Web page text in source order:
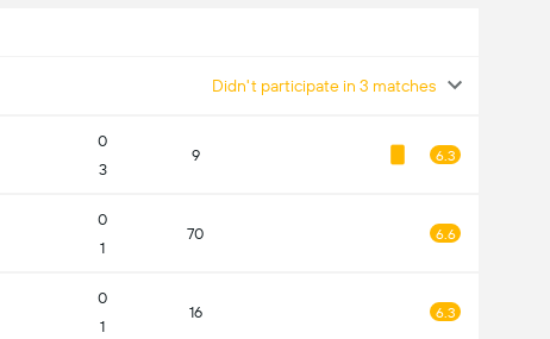
Didn't participate in 3 matches
0
3
9 6.3
0
1
70 6.6
0
1
16 6.3